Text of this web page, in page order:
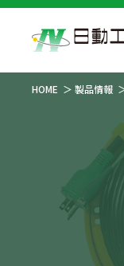
HOME 製品情報